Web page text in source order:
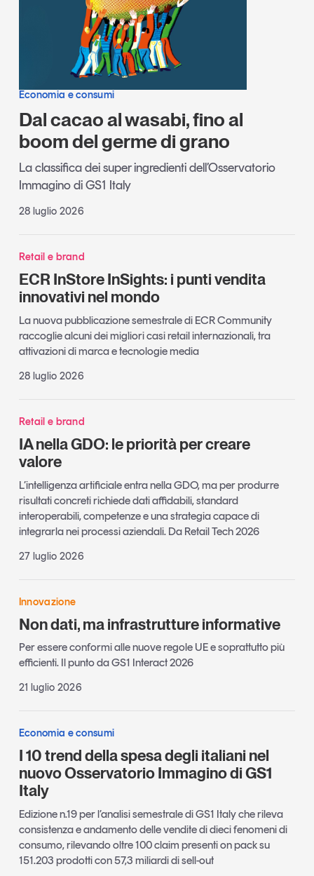
Economia e consumi
Dal cacao al wasabi, fino al
boom del germe di grano
La classifica dei super ingredienti dell’Osservatorio
Immagino di GS1 Italy
28 luglio 2026
Retail e brand
ECR InStore InSights: i punti vendita
innovativi nel mondo
La nuova pubblicazione semestrale di ECR Community
raccoglie alcuni dei migliori casi retail internazionali, tra
attivazioni di marca e tecnologie media
28 luglio 2026
Retail e brand
IA nella GDO: le priorità per creare
valore
L’intelligenza artificiale entra nella GDO, ma per produrre
risultati concreti richiede dati affidabili, standard
interoperabili, competenze e una strategia capace di
integrarla nei processi aziendali. Da Retail Tech 2026
27 luglio 2026
Innovazione
Non dati, ma infrastrutture informative
Per essere conformi alle nuove regole UE e soprattutto più
efficienti. Il punto da GS1 Interact 2026
21 luglio 2026
Economia e consumi
I 10 trend della spesa degli italiani nel
nuovo Osservatorio Immagino di GS1
Italy
Edizione n.19 per l’analisi semestrale di GS1 Italy che rileva
consistenza e andamento delle vendite di dieci fenomeni di
consumo, rilevando oltre 100 claim presenti on pack su
151.203 prodotti con 57,3 miliardi di sell-out